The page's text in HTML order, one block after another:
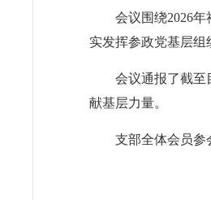
会议围绕2026
实发挥参政党基层组
会议通报了截至
献基层力量。
支部全体会员参